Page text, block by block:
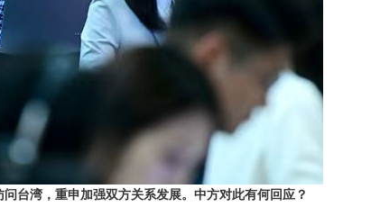
台湾，重申加强双方关系发展。中方对此有何回应？